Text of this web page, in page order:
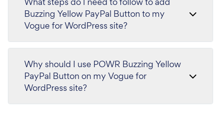
Buzzing Yellow PayPal Button to my
Vogue for WordPress site?
Why should I use POWR Buzzing Yellow
PayPal Button on my Vogue for
WordPress site?